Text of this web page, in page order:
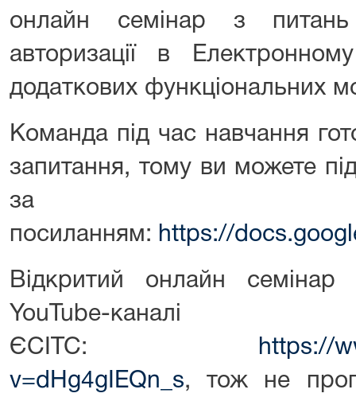
онлайн семінар з питань
авторизації в
додаткових функціональних
Команда під час навчання
запитання, тому ви можете
за
посиланням: https://
Відкритий онлайн
YouTube-каналі
ЄСІТС:
https://
v=dHg4gIEQn_s, тож не